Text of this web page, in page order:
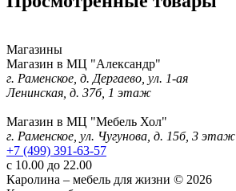
Магазины
Магазин в МЦ "Александр"
г. Раменское, д. Дергаево, ул. 1-ая
Ленинская, д. 37б, 1 этаж
Магазин в МЦ "Мебель Хол"
г. Раменское, ул. Чугунова, д. 15б, 3 этаж
+7 (499) 391-63-57
с 10.00 до 22.00
Каролина – мебель для жизни © 2026